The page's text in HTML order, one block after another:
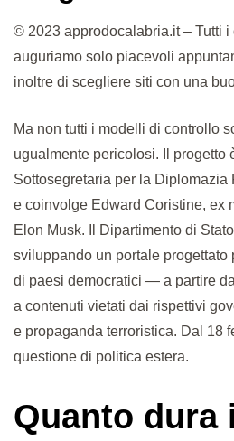
© 2023 approdocalabria.it – Tutti i
auguriamo solo piacevoli
inoltre di scegliere siti con una
Ma non tutti i modelli di controllo
ugualmente pericolosi. Il progetto
Sottosegretaria per la
e coinvolge Edward Coristine, ex
Elon Musk. Il Dipartimento di
sviluppando un portale progettato
di paesi democratici — a partire
a contenuti vietati dai rispettivi
e propaganda terroristica. Dal 18
questione di politica estera.
Quanto dura